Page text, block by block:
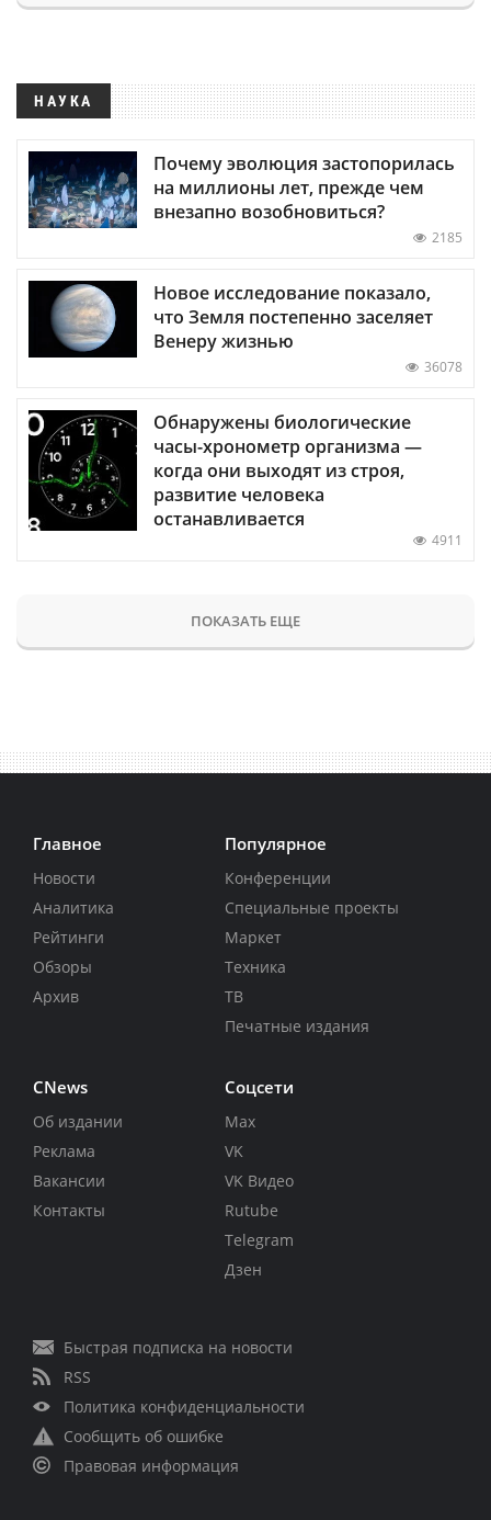
НАУКА
Почему эволюция застопорилась
на миллионы лет, прежде чем
внезапно возобновиться?
2185
Новое исследование показало,
что Земля постепенно заселяет
Венеру жизнью
36078
Обнаружены биологические
часы-хронометр организма —
когда они выходят из строя,
развитие человека
останавливается
4911
ПОКАЗАТЬ ЕЩЕ
Главное
Новости
Аналитика
Рейтинги
Обзоры
Архив
Популярное
Конференции
Специальные проекты
Маркет
Техника
ТВ
Печатные издания
CNews
Об издании
Реклама
Вакансии
Контакты
Соцсети
Max
VK
VK Видео
Rutube
Telegram
Дзен
Быстрая подписка на новости
RSS
Политика конфиденциальности
Сообщить об ошибке
Правовая информация